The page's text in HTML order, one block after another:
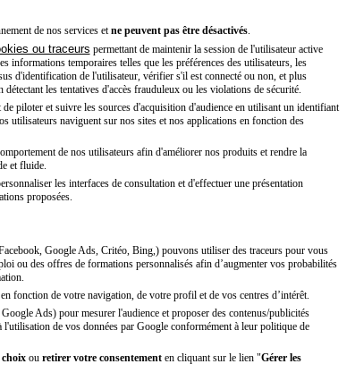
de nos services et ne peuvent pas être désactivés.
ou traceurs permettant de maintenir la session de l'utilisateur active
informations temporaires telles que les préférences des utilisateurs, les
d'identification de l'utilisateur, vérifier s'il est connecté ou non, et plus
les tentatives d'accès frauduleux ou les violations de sécurité.
de piloter et suivre les sources d'acquisition d'audience en utilisant un identifiant
utilisateurs naviguent sur nos sites et nos applications en fonction des
de nos utilisateurs afin d'améliorer nos produits et rendre la
et fluide.
les interfaces de consultation et d'effectuer une présentation
proposées.
Google Ads, Critéo, Bing,) pouvons utiliser des traceurs pour vous
ou des offres de formations personnalisés afin d’augmenter vos probabilités
fonction de votre navigation, de votre profil et de vos centres d’intérêt.
Ads) pour mesurer l'audience et proposer des contenus/publicités
l'utilisation de vos données par Google conformément à leur politique de
ou retirer votre consentementen cliquant sur le lien "Gérer les